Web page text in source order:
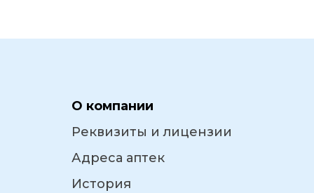
О компании
Реквизиты и лицензии
Адреса аптек
История